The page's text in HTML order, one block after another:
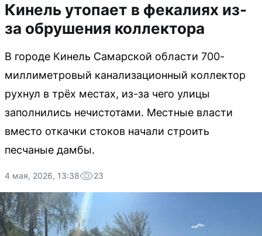
Кинель утопает в фекалиях из-
за обрушения коллектора
В городе Кинель Самарской области 700-
миллиметровый канализационный коллектор
рухнул в трёх местах, из-за чего улицы
заполнились нечистотами. Местные власти
вместо откачки стоков начали строить
песчаные дамбы.
4 мая, 2026, 13:38 23